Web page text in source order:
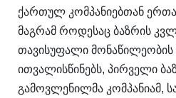
ქართულ კომპანიებთან
მაგრამ როდესაც ბაზრის
თავისუფალი
ითვალისწინებს, პირველი
გამოვლენილმა კომპანიამ,